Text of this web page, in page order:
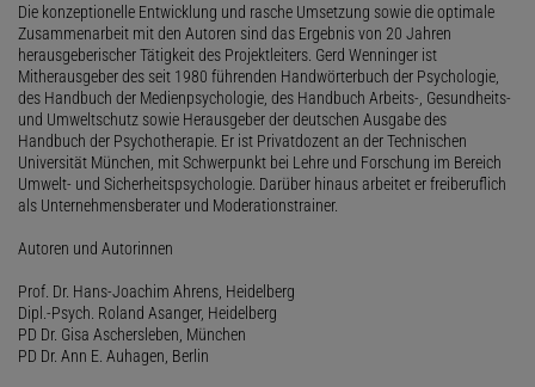
Die konzeptionelle Entwicklung und rasche Umsetzung sowie die optimale
Zusammenarbeit mit den Autoren sind das Ergebnis von 20 Jahren
herausgeberischer Tätigkeit des Projektleiters. Gerd Wenninger ist
Mitherausgeber des seit 1980 führenden Handwörterbuch der Psychologie,
des Handbuch der Medienpsychologie, des Handbuch Arbeits-, Gesundheits-
und Umweltschutz sowie Herausgeber der deutschen Ausgabe des
Handbuch der Psychotherapie. Er ist Privatdozent an der Technischen
Universität München, mit Schwerpunkt bei Lehre und Forschung im Bereich
Umwelt- und Sicherheitspsychologie. Darüber hinaus arbeitet er freiberuflich
als Unternehmensberater und Moderationstrainer.
Autoren und Autorinnen
Prof. Dr. Hans-Joachim Ahrens, Heidelberg
Dipl.-Psych. Roland Asanger, Heidelberg
PD Dr. Gisa Aschersleben, München
PD Dr. Ann E. Auhagen, Berlin